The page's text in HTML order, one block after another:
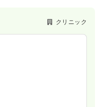
クリニック